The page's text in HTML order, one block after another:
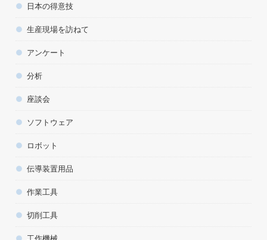
日本の得意技
生産現場を訪ねて
アンケート
分析
座談会
ソフトウェア
ロボット
伝導装置用品
作業工具
切削工具
工作機械